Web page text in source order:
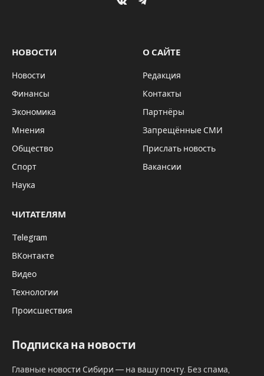
VKontakteTelegram
НОВОСТИ
Новости
Финансы
Экономика
Мнения
Общество
Спорт
Наука
О САЙТЕ
Редакция
Контакты
Партнёры
Запрещённые СМИ
Прислать новость
Вакансии
ЧИТАТЕЛЯМ
Telegram
ВКонтакте
Видео
Технологии
Происшествия
Подписка на новости
Главные новости Сибири — на вашу почту. Без спама,